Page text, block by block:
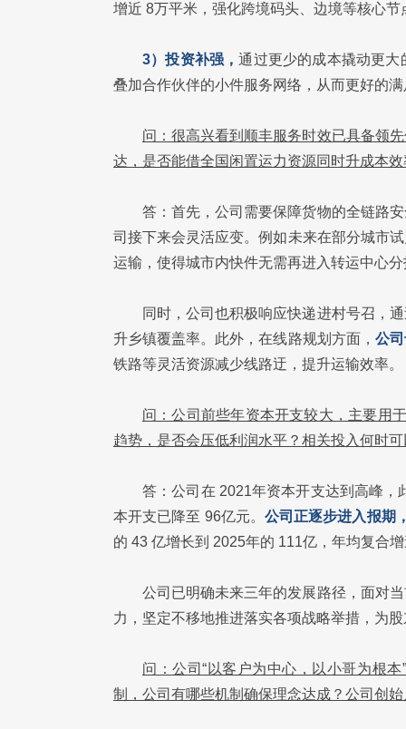
增近 8万平米，强化跨境码头、边境等核心
3）投资补强，通过更少的成本撬动更
叠加合作伙伴的小件服务网络，从而更好的
问：很高兴看到顺丰服务时效已具备领
达，是否能借全国闲置运力资源同时升成本
答：首先，公司需要保障货物的全链路
司接下来会灵活应变。例如未来在部分城市
运输，使得城市内快件无需再进入转运中心
同时，公司也积极响应快递进村号召，
升乡镇覆盖率。此外，在线路规划方面， 公
铁路等灵活资源减少线路迂，提升运输效率。
问：公司前些年资本开支较大，主要用
趋势，是否会压低利润水平？相关投入何时
答：公司在 2021年资本开支达到高峰
本开支已降至 96亿元。 公司正逐步进入报期
的 43 亿增长到 2025年的 111亿，年均复合
公司已明确未来三年的发展路径，面对
力，坚定不移地推进落实各项战略举措，为
问：公司“以客户为中心，以小哥为根
制，公司有哪些机制确保理念达成？公司创